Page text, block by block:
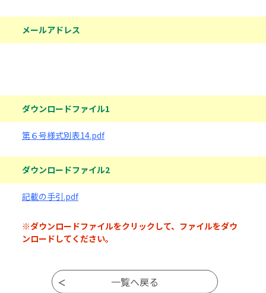
メールアドレス
ダウンロードファイル1
第６号様式別表14.pdf
ダウンロードファイル2
記載の手引.pdf
※ダウンロードファイルをクリックして、ファイルをダウ
ンロードしてください。